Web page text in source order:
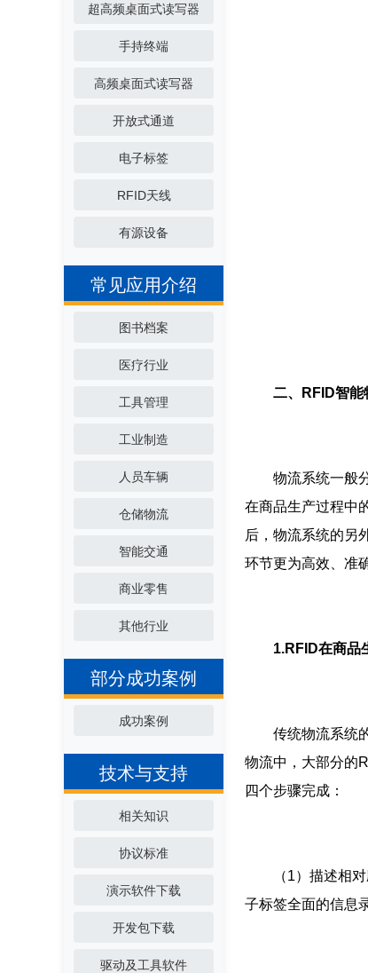
超高频桌面式读写器
手持终端
高频桌面式读写器
开放式通道
电子标签
RFID天线
有源设备
常见应用介绍
图书档案
医疗行业
工具管理
工业制造
人员车辆
仓储物流
智能交通
商业零售
其他行业
部分成功案例
成功案例
技术与支持
相关知识
协议标准
演示软件下载
开发包下载
驱动及工具软件
二、RFID智能
物流系统一般分
在商品生产过程中
后，物流系统的另
环节更为高效、准
1.RFID在商品
传统物流系统的
物流中，大部分的
四个步骤完成：
（1）描述相对应
子标签全面的信息